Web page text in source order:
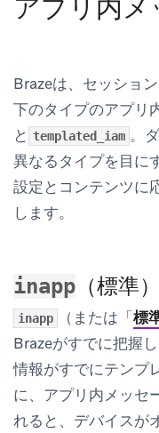
アプリ内
Brazeは、セッショ
下のタイプのアプリ
と templated_iam 。
異なるタイプを目に
設定とコンテンツに
します。
inapp （標準）
inapp （または「標
Brazeがすでに把握
情報がすでにテンプ
に、アプリ内メッセ
れると、デバイスが